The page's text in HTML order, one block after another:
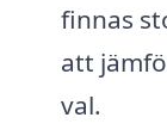
finnas
att
val.